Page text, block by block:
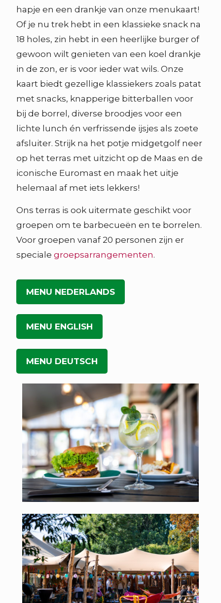
hapje en een drankje van onze menukaart!
Of je nu trek hebt in een klassieke snack na
18 holes, zin hebt in een heerlijke burger of
gewoon wilt genieten van een koel drankje
in de zon, er is voor ieder wat wils. Onze
kaart biedt gezellige klassiekers zoals patat
met snacks, knapperige bitterballen voor
bij de borrel, diverse broodjes voor een
lichte lunch én verfrissende ijsjes als zoete
afsluiter. Strijk na het potje midgetgolf neer
op het terras met uitzicht op de Maas en de
iconische Euromast en maak het uitje
helemaal af met iets lekkers!
Ons terras is ook uitermate geschikt voor
groepen om te barbecueën en te borrelen.
Voor groepen vanaf 20 personen zijn er
speciale groepsarrangementen.
MENU NEDERLANDS
MENU ENGLISH
MENU DEUTSCH